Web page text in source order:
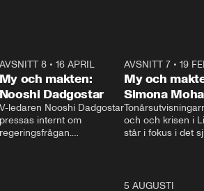
AVSNITT 8• 16 APRIL
My och makten:
Nooshi Dadgostar
V-ledaren Nooshi Dadgostar
pressas internt om
regeringsfrågan.
AVSNITT 7• 19
My och
Simona
och och krisen i
står i fokus i det
kommentator My
5 AUGUSTI